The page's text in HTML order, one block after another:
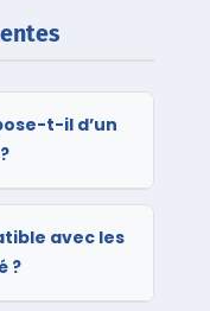
t-il d’un
avec les
?